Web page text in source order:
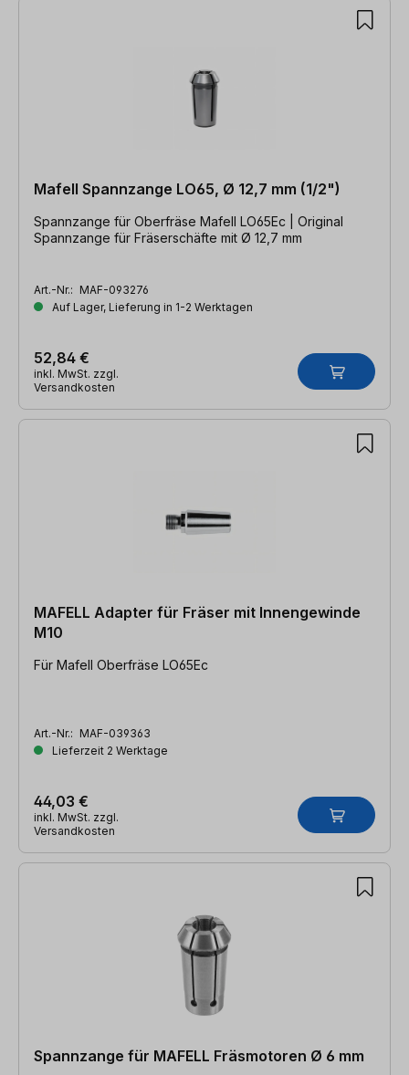
Mafell Spannzange LO65, Ø 12,7 mm (1/2")
Spannzange für Oberfräse Mafell LO65Ec | Original
Spannzange für Fräserschäfte mit Ø 12,7 mm
Art.-Nr.: MAF-093276
Auf Lager, Lieferung in 1-2 Werktagen
52,84 €
inkl. MwSt. zzgl.
Versandkosten
MAFELL Adapter für Fräser mit Innengewinde
M10
Für Mafell Oberfräse LO65Ec
Art.-Nr.: MAF-039363
Lieferzeit 2 Werktage
44,03 €
inkl. MwSt. zzgl.
Versandkosten
Spannzange für MAFELL Fräsmotoren Ø 6 mm